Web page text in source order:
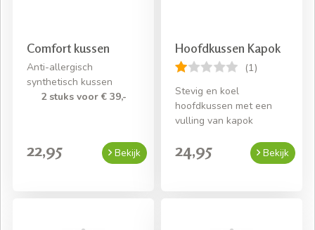
Comfort kussen
Anti-allergisch
synthetisch kussen
2 stuks voor € 39,-
22,95 Bekijk
Hoofdkussen Kapok
(1)
Stevig en koel
hoofdkussen met een
vulling van kapok
24,95 Bekijk